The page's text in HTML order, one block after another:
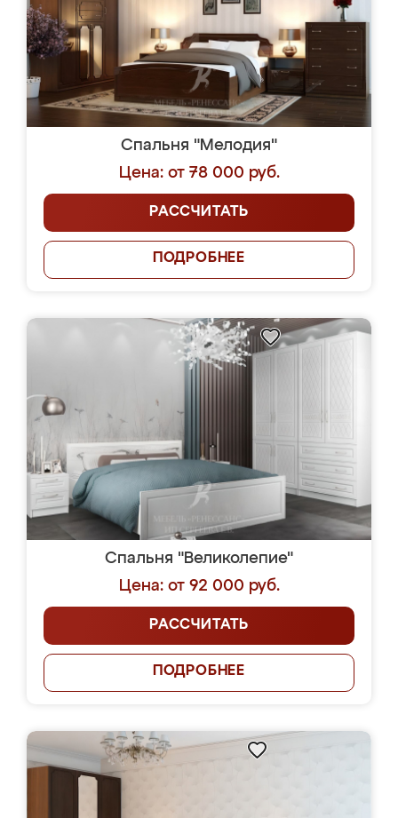
Спальня "Мелодия"
Цена: от 78 000 руб.
РАССЧИТАТЬ
ПОДРОБНЕЕ
Спальня "Великолепие"
Цена: от 92 000 руб.
РАССЧИТАТЬ
ПОДРОБНЕЕ